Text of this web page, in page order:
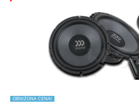
OBNIŻONA CENA!